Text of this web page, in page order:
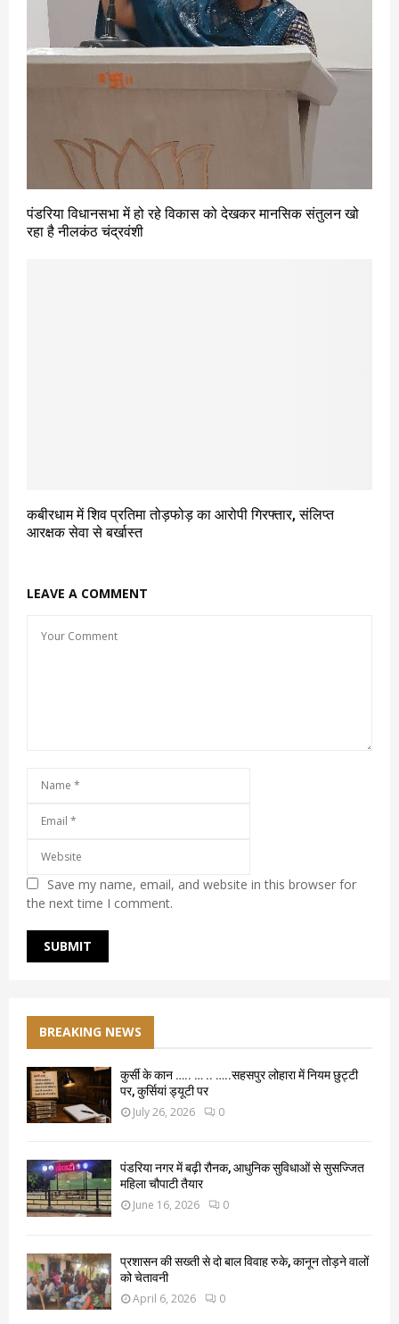
पंडरिया विधानसभा में हो रहे विकास को देखकर मानसिक संतुलन खो
रहा है नीलकंठ चंद्रवंशी
कबीरधाम में शिव प्रतिमा तोड़फोड़ का आरोपी गिरफ्तार, संलिप्त
आरक्षक सेवा से बर्खास्त
LEAVE A COMMENT
Save my name, email, and website in this browser for
the next time I comment.
BREAKING NEWS
कुर्सी के कान ….. … .. …..सहसपुर लोहारा में नियम छुट्टी
पर, कुर्सियां ड्यूटी पर
July 26, 2026 0
पंडरिया नगर में बढ़ी रौनक, आधुनिक सुविधाओं से सुसज्जित
महिला चौपाटी तैयार
June 16, 2026 0
प्रशासन की सख्ती से दो बाल विवाह रुके, कानून तोड़ने वालों
को चेतावनी
April 6, 2026 0